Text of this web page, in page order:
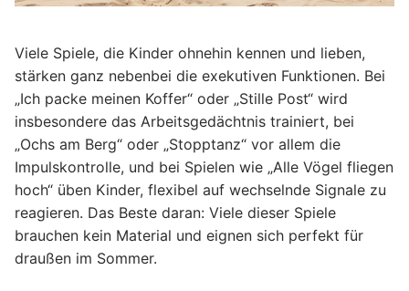
Viele Spiele, die Kinder ohnehin kennen und lieben,
stärken ganz nebenbei die exekutiven Funktionen. Bei
„Ich packe meinen Koffer“ oder „Stille Post“ wird
insbesondere das Arbeitsgedächtnis trainiert, bei
„Ochs am Berg“ oder „Stopptanz“ vor allem die
Impulskontrolle, und bei Spielen wie „Alle Vögel fliegen
hoch“ üben Kinder, flexibel auf wechselnde Signale zu
reagieren. Das Beste daran: Viele dieser Spiele
brauchen kein Material und eignen sich perfekt für
draußen im Sommer.